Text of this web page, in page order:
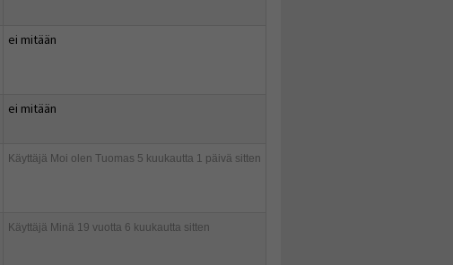
ei mitään
ei mitään
Käyttäjä Moi olen Tuomas 5 kuukautta 1 päivä sitten
Käyttäjä Minä 19 vuotta 6 kuukautta sitten